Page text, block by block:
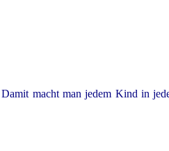
macht man jedem Kind in